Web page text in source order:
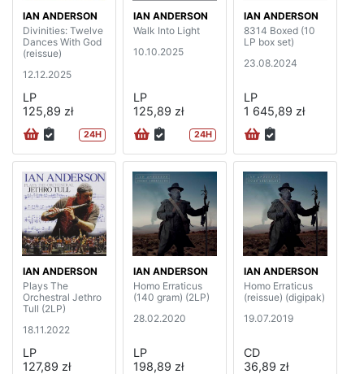
IAN ANDERSON
Divinities: Twelve
Dances With God
(reissue)
12.12.2025
LP
125,89 zł
24H
IAN ANDERSON
Walk Into Light
10.10.2025
LP
125,89 zł
24H
IAN ANDERSON
8314 Boxed (10
LP box set)
23.08.2024
LP
1 645,89 zł
IAN ANDERSON
Plays The
Orchestral Jethro
Tull (2LP)
18.11.2022
LP
127,89 zł
IAN ANDERSON
Homo Erraticus
(140 gram) (2LP)
28.02.2020
LP
198,89 zł
IAN ANDERSON
Homo Erraticus
(reissue) (digipak)
19.07.2019
CD
36,89 zł